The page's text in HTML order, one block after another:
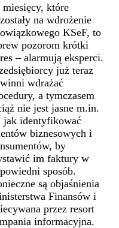
miesięcy, które
na wdrożenie
KSeF, to
pozorom krótki
– alarmują eksperci.
już teraz
wdrażać
a tymczasem
nie jest jasne m.in.
jak identyfikować
biznesowych i
by
im faktury w
sposób.
są objaśnienia
Finansów i
przez resort
informacyjna.